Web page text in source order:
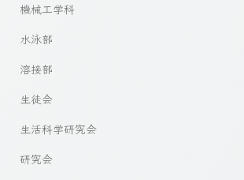
機械工学科
水泳部
溶接部
生徒会
生活科学研究会
研究会